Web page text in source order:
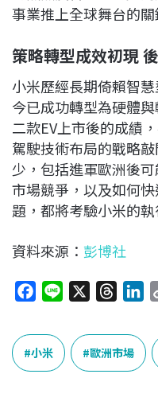
事業推上全球舞台的關
策略轉型成效初現
小米歷經長期倚賴智
今已成功轉型為硬體
二款EV上市後的成績
駕駛技術布局的戰略
少，包括進軍歐洲後
市場競爭，以及如何
題，都將考驗小米的
資料來源： 彭博社
c
e
b
e
r
e
a
k
小米 歐洲市場